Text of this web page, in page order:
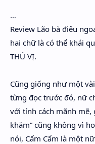
…
Review Lão bà điêu
hai chữ là có thể khái
THÚ VỊ.
Cũng giống như một
từng đọc trước đó, nữ
với tính cách mãnh mẽ,
khăm” cũng không vì
nói, Cẩm Cẩm là một